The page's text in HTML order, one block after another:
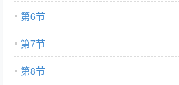
第6节
第7节
第8节